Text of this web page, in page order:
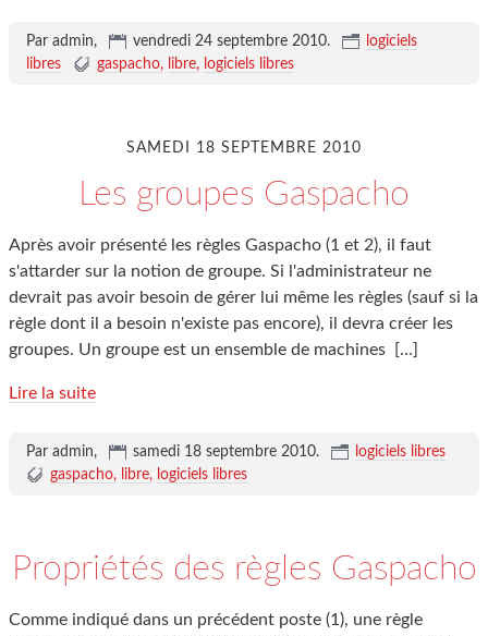
Par admin, vendredi 24 septembre 2010.
logiciels
libres
gaspacho libre logiciels libres
SAMEDI 18 SEPTEMBRE 2010
Les groupes Gaspacho
Après avoir présenté les règles Gaspacho (1 et 2), il faut
s'attarder sur la notion de groupe. Si l'administrateur ne
devrait pas avoir besoin de gérer lui même les règles (sauf si la
règle dont il a besoin n'existe pas encore), il devra créer les
groupes. Un groupe est un ensemble de machines
[…]
Lire la suite
Par admin, samedi 18 septembre 2010.
logiciels libres
gaspacho
libre logiciels libres
Propriétés des règles Gaspacho
Comme indiqué dans un précédent poste (1), une règle